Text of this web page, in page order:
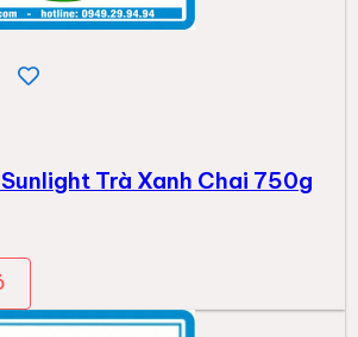
Trà Xanh Chai 750g